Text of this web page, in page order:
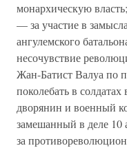
монархическую
— за участие в
ангулемского
несочувствие
Жан-Батист Валуа по
поколебать в
дворянин и военный
замешанный в деле
за